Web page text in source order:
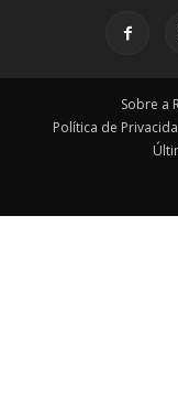
Sobre a
Política de